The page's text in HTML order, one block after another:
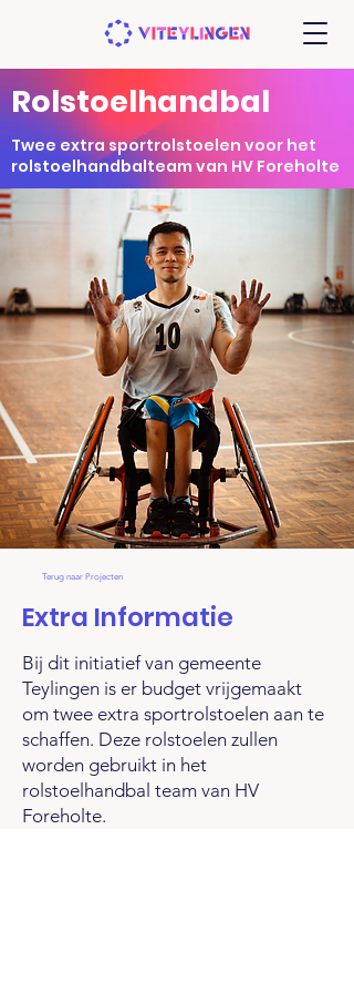
Rolstoelhandbal
Twee extra sportrolstoelen voor het
rolstoelhandbalteam van HV Foreholte
Terug naar Projecten
Extra Informatie
Bij dit initiatief van gemeente
Teylingen is er budget vrijgemaakt
om twee extra sportrolstoelen aan te
schaffen. Deze rolstoelen zullen
worden gebruikt in het
rolstoelhandbal team van HV
Foreholte.